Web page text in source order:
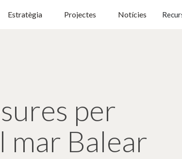
Estratègia Projectes Notícies
per
mar Balear